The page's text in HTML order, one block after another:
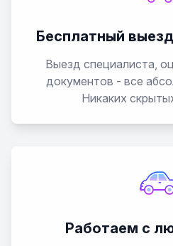
Бесплатный
Выезд специалиста,
документов - все
Никаких
Работаем с